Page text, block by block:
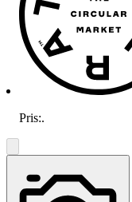
Pris:.